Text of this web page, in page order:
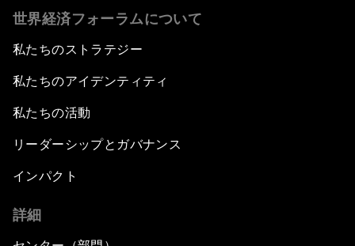
世界経済フォーラムについて
私たちのストラテジー
私たちのアイデンティティ
私たちの活動
リーダーシップとガバナンス
インパクト
詳細